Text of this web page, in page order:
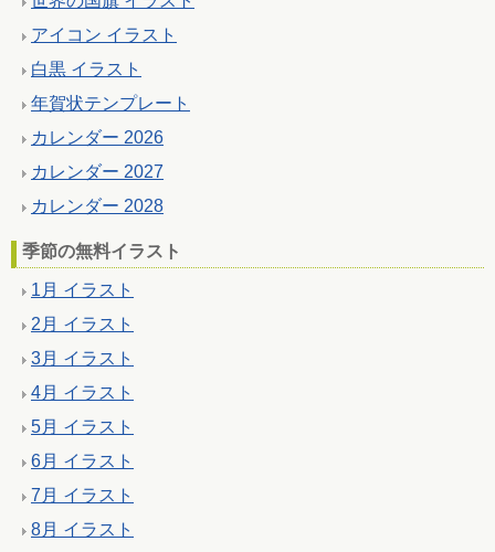
アイコン イラスト
白黒 イラスト
年賀状テンプレート
カレンダー 2026
カレンダー 2027
カレンダー 2028
季節の無料イラスト
1月 イラスト
2月 イラスト
3月 イラスト
4月 イラスト
5月 イラスト
6月 イラスト
7月 イラスト
8月 イラスト